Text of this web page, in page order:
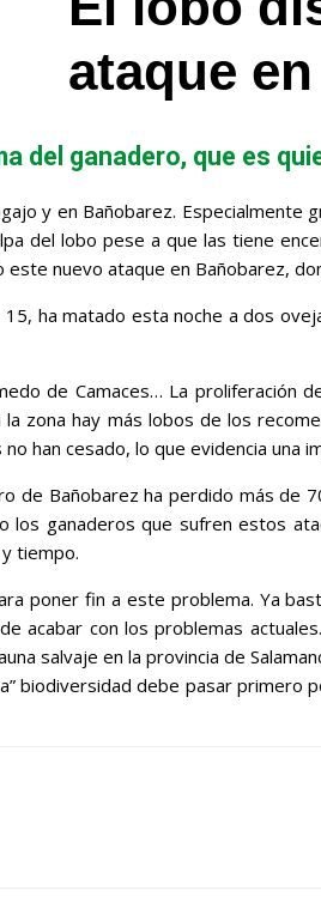
ataque
ganadero, que es
y en Bañobarez. Especialmente
del lobo pese a que las tiene
nuevo ataque en Bañobarez,
ha matado esta noche a dos
de Camaces… La proliferación
zona hay más lobos de los
han cesado, lo que evidencia una
de Bañobarez ha perdido más de
los ganaderos que sufren estos
tiempo.
poner fin a este problema. Ya
acabar con los problemas
salvaje en la provincia de
biodiversidad debe pasar primero